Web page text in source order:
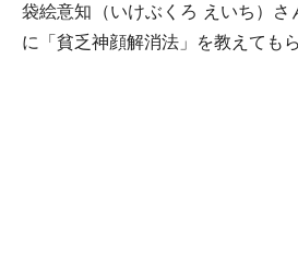
袋絵意知（いけぶくろ えいち）さ
に「貧乏神顔解消法」を教えても